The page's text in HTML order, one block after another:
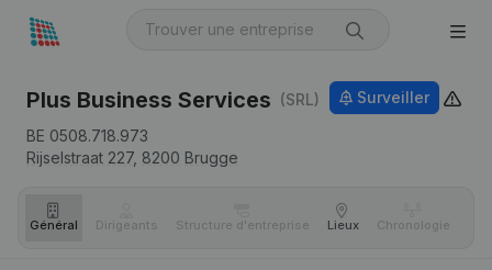
Plus Business Services (SRL)
BE 0508.718.973
Rijselstraat 227, 8200 Brugge
Surveiller
Général Dirigeants Structure d'entreprise Lieux Chronologie